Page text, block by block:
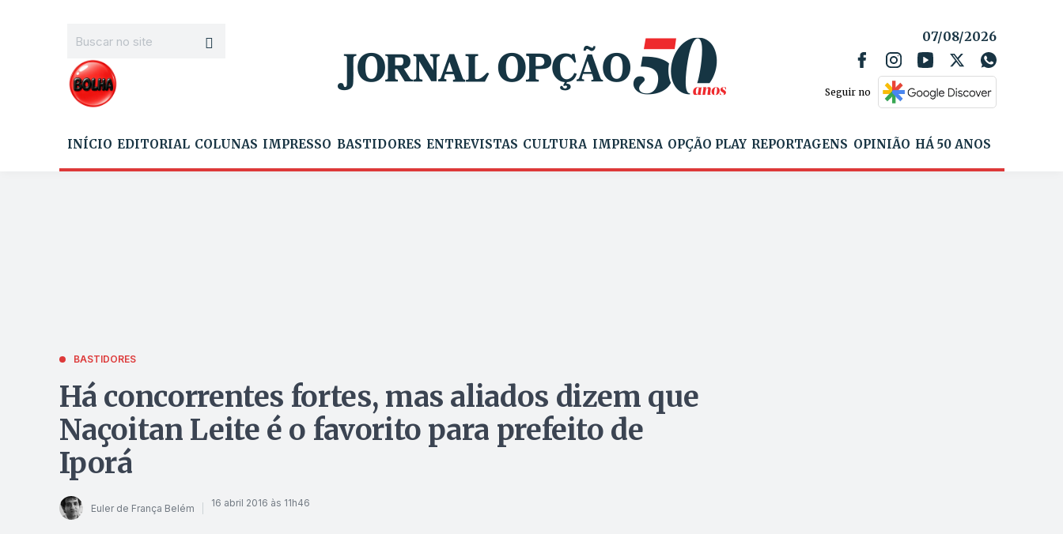
07/08/2026
Seguir no
INÍCIO EDITORIAL COLUNAS IMPRESSO BASTIDORES ENTREVISTAS CULTURA IMPRENSA OPÇÃO PLAY REPORTAGENS OPINIÃO HÁ 50 ANOS
BASTIDORES
Há concorrentes fortes, mas aliados dizem que
Naçoitan Leite é o favorito para prefeito de
Iporá
Euler de França Belém 16 abril 2016 às 11h46